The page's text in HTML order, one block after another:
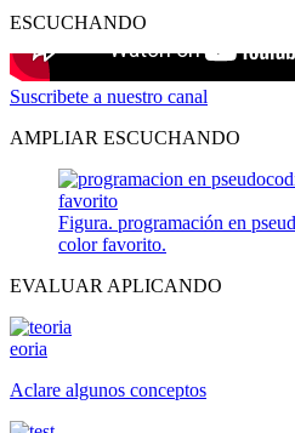
ESCUCHANDO
Suscribete a nuestro canal
AMPLIAR ESCUCHANDO
Figura. programación en
color favorito.
EVALUAR APLICANDO
eoria
Aclare algunos conceptos